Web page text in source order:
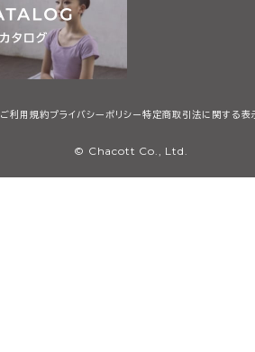
ご利用規約プライバシーポリシー特定商取引法に関する表
© Chacott Co., Ltd.